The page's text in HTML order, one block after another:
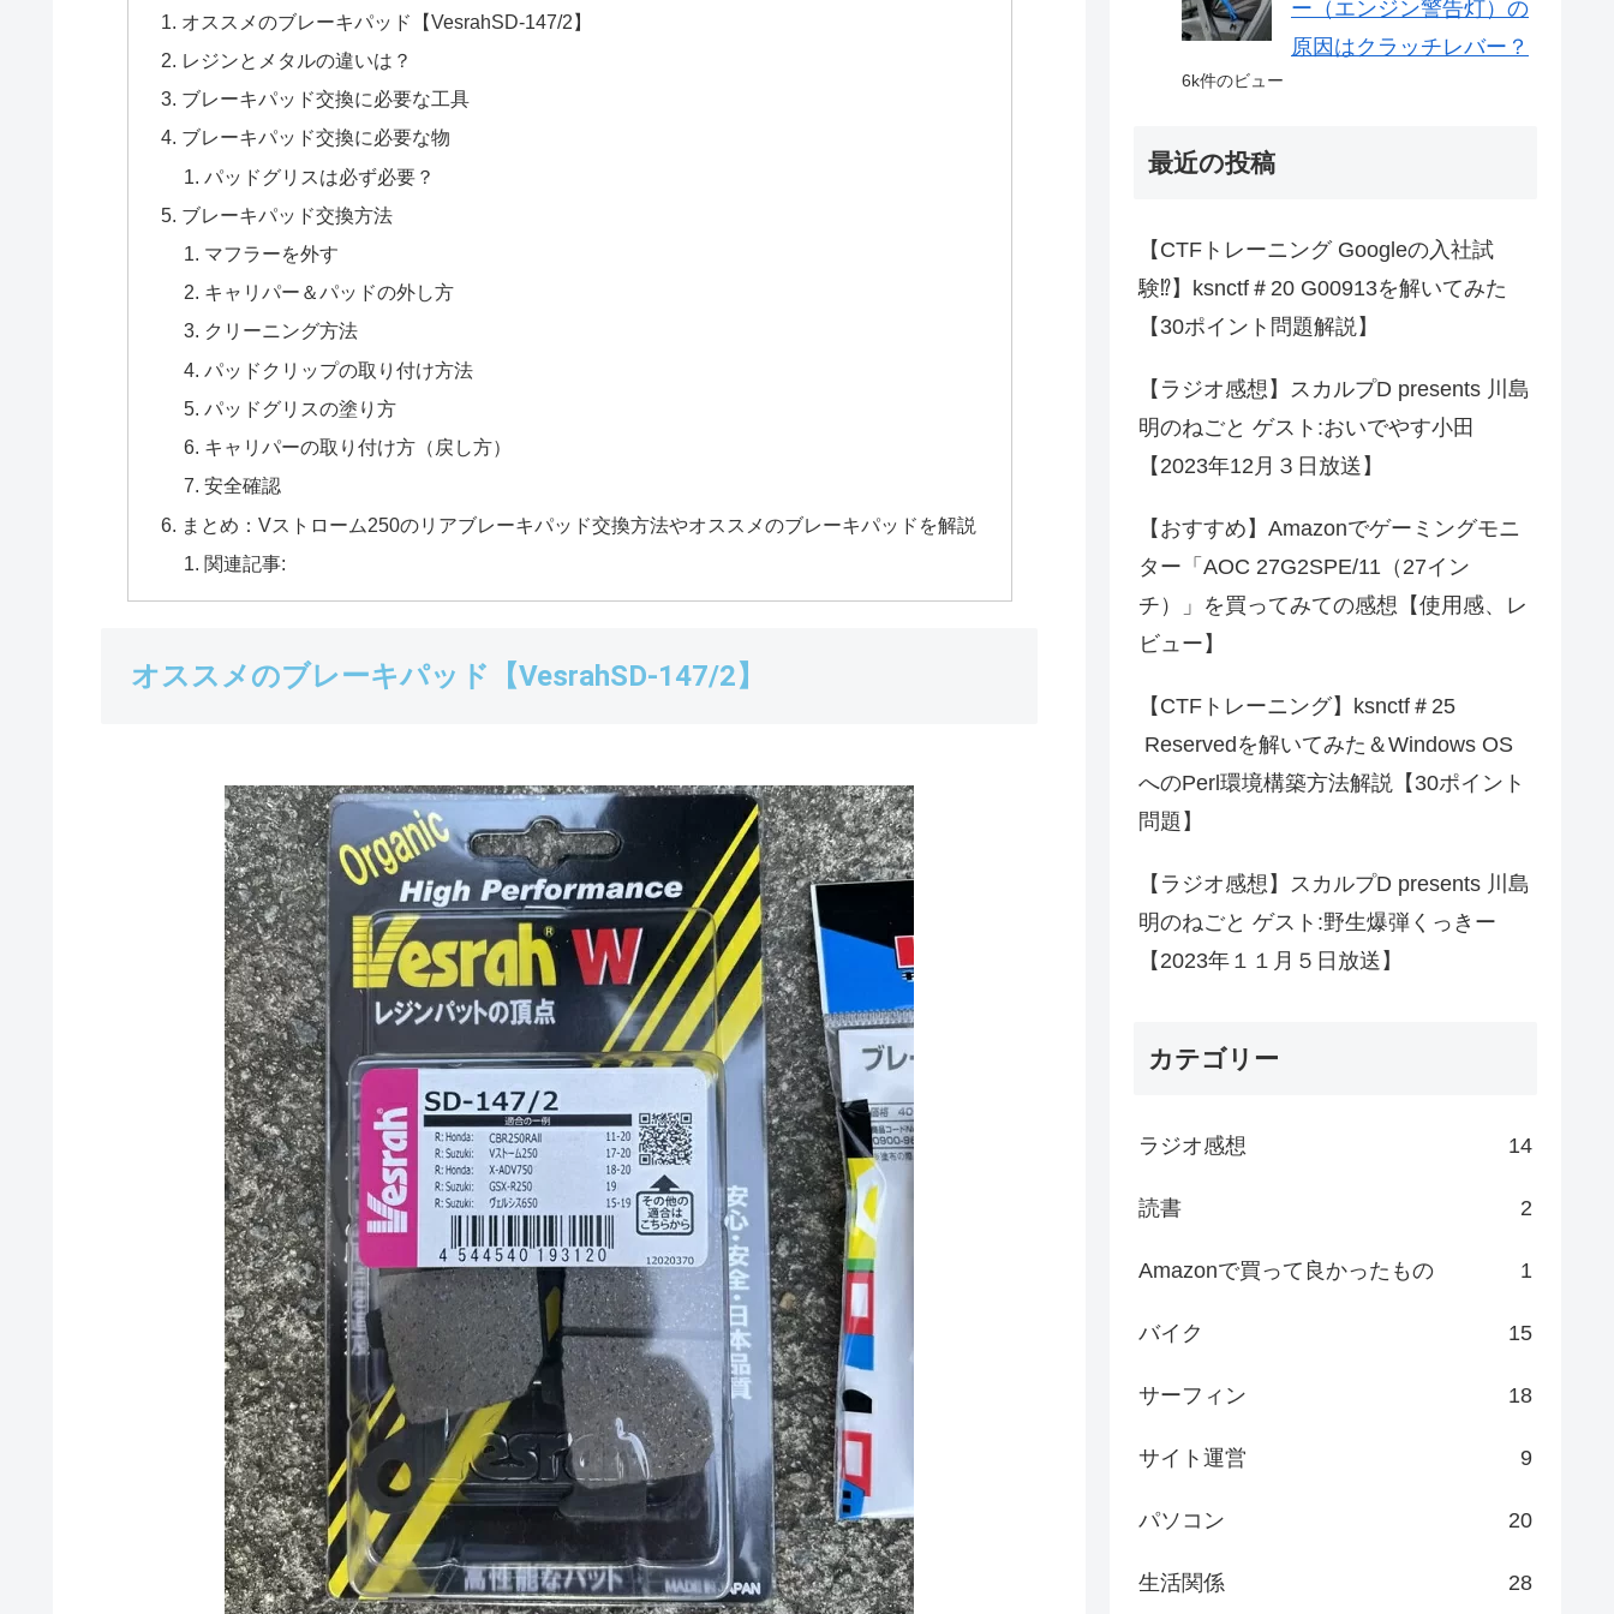
オススメのブレーキパッド【VesrahSD‐147/2】
レジンとメタルの違いは？
ブレーキパッド交換に必要な工具
ブレーキパッド交換に必要な物
パッドグリスは必ず必要？
ブレーキパッド交換方法
マフラーを外す
キャリパー＆パッドの外し方
クリーニング方法
パッドクリップの取り付け方法
パッドグリスの塗り方
キャリパーの取り付け方（戻し方）
安全確認
まとめ：Vストローム250のリアブレーキパッド交換方法やオススメのブレーキパッドを解説
関連記事:
オススメのブレーキパッド【VesrahSD‐147/2】
ー（エンジン警告灯）の
原因はクラッチレバー？
6k件のビュー
最近の投稿
【CTFトレーニング Googleの入社試
験⁉】ksnctf＃20 G00913を解いてみた
【30ポイント問題解説】
【ラジオ感想】スカルプD presents 川島
明のねごと ゲスト:おいでやす小田
【2023年12月３日放送】
【おすすめ】Amazonでゲーミングモニ
ター「AOC 27G2SPE/11（27イン
チ）」を買ってみての感想【使用感、レ
ビュー】
【CTFトレーニング】ksnctf＃25
Reservedを解いてみた＆Windows OS
へのPerl環境構築方法解説【30ポイント
問題】
【ラジオ感想】スカルプD presents 川島
明のねごと ゲスト:野生爆弾くっきー
【2023年１１月５日放送】
カテゴリー
ラジオ感想 14
読書 2
Amazonで買って良かったもの 1
バイク 15
サーフィン 18
サイト運営 9
パソコン 20
生活関係 28